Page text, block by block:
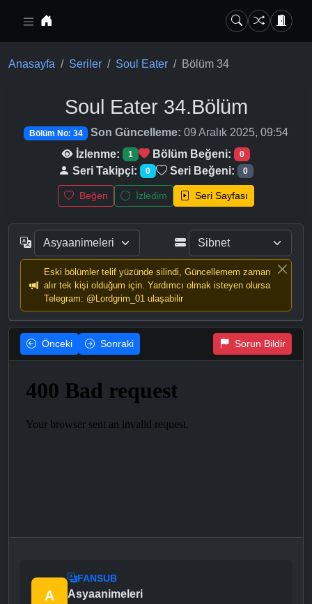
Anasayfa Seriler Soul Eater Bölüm 34
Soul Eater34.Bölüm
Bölüm No: 34 Son Güncelleme: 09 Aralık 2025, 09:54
İzlenme:
1 Bölüm Beğeni: 0
Seri Takipçi: 0 Seri Beğeni: 0
Beğen İzledim Seri Sayfası
Eski bölümler telif yüzünde silindi, Güncellemem zaman
alır tek kişi olduğum için. Yardımcı olmak isteyen olursa
Telegram: @Lordgrim_01 ulaşabilir
Önceki Sonraki Sorun Bildir
A
FANSUB
Asyaanimeleri